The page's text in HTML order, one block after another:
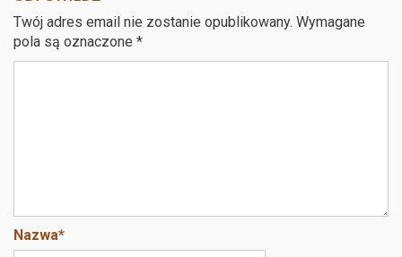
b
o
er es
Twój adres email nie zostanie opublikowany. Wymagane
pola są oznaczone *
Nazwa*